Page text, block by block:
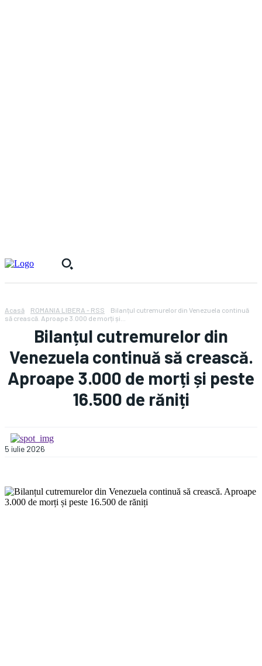
Acasă ROMANIA LIBERA - RSS
Bilanțul cutremurelor din Venezuela continuă
să crească. Aproape 3.000 de morți și...
Bilanțul cutremurelor din
Venezuela continuă să crească.
Aproape 3.000 de morți și peste
16.500 de răniți
5 iulie 2026